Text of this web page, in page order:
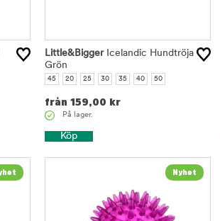
Little&BiggerIcelandic Hundtröja
Grön
45 20 25 30 35 40 50
från 159,00 kr
På lager.
Köp